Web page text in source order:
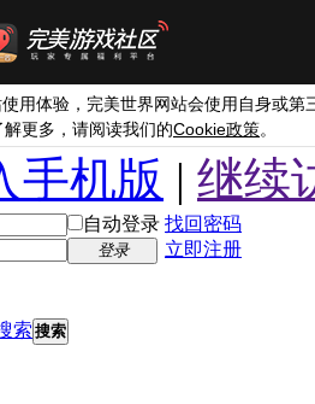
用体验，完美世界网站会使用自身或第
解更多，请阅读我们的Cookie政策。
手机版 | 继续
自动登录 找回密码
登录 立即注册
索 搜索